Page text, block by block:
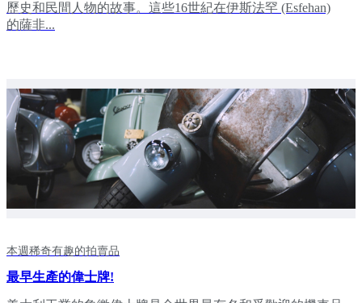
歷史和民間人物的故事。這些16世紀在伊斯法罕 (Esfehan)
的薩非...
本週稀奇有趣的拍賣品
最早生產的偉士牌!